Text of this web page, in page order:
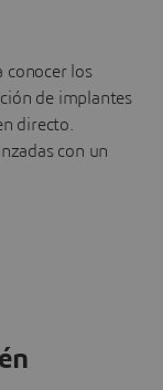
conocer los
de implantes
directo.
con un